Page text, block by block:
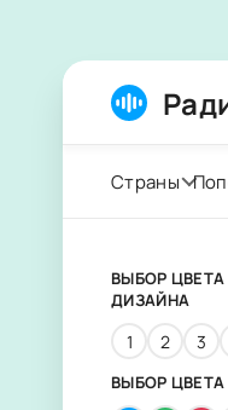
Страны
ВЫБОР ЦВЕТА
ДИЗАЙНА
1 2 3
ВЫБОР